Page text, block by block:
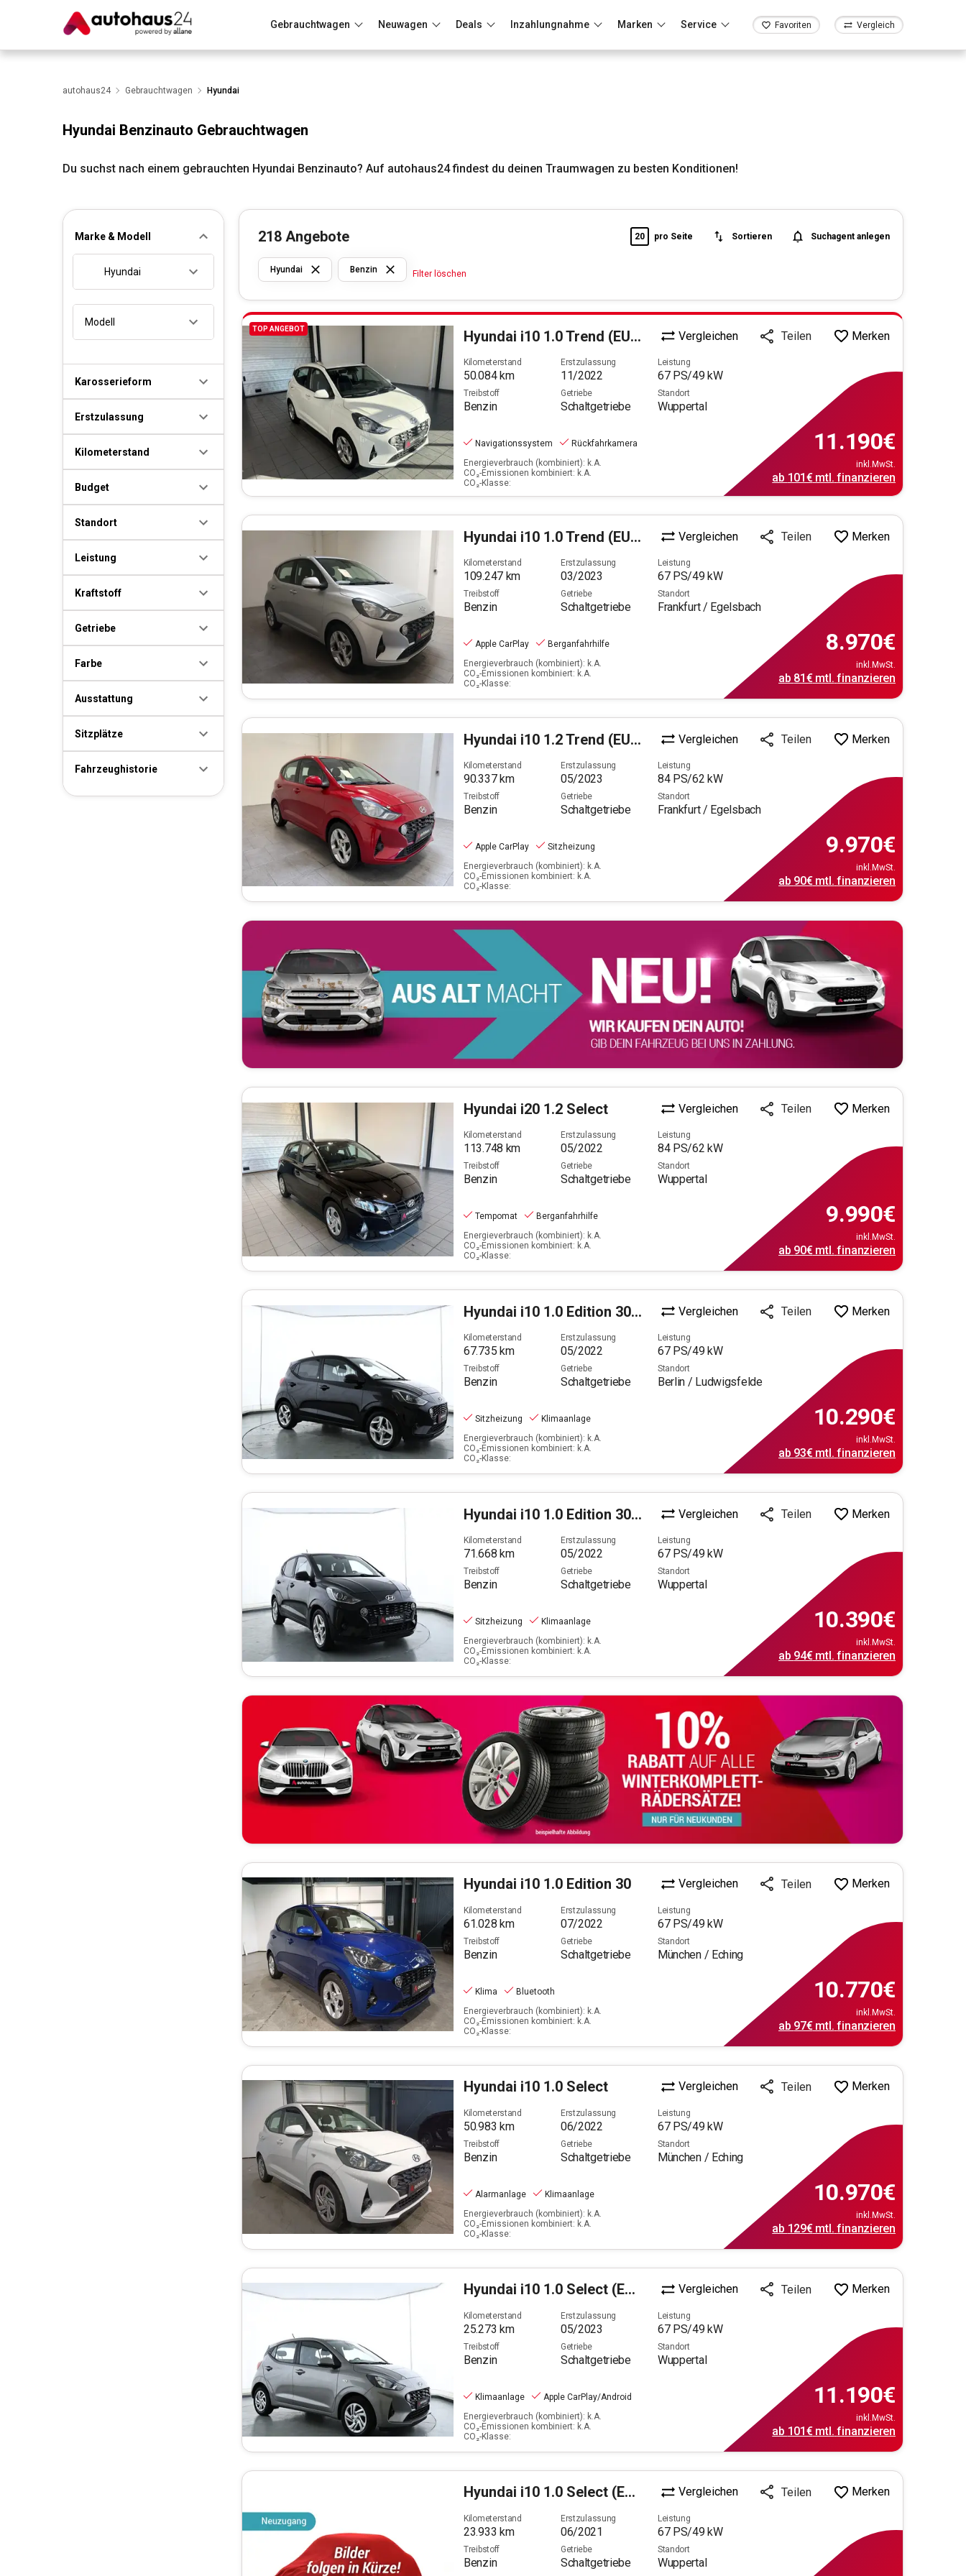
Gebrauchtwagen Neuwagen Deals Inzahlungnahme Marken Service Favoriten Vergleich
Wir bewerten dein AutoRund um die Inzahlungnahme
autohaus24 Gebrauchtwagen Hyundai
Hyundai Benzinauto Gebrauchtwagen
Du suchst nach einem gebrauchten Hyundai Benzinauto? Auf autohaus24 findest du deinen Traumwagen zu besten Konditionen!
Marke & Modell
Hyundai
Modell
Karosserieform
Erstzulassung
Kilometerstand
Budget
Standort
Leistung
Kraftstoff
Getriebe
Farbe
Ausstattung
Sitzplätze
Fahrzeughistorie
218 Angebote
Filter löschen
20 pro Seite Sortieren Suchagent anlegen
Hyundai Benzin Filter löschen
TOP ANGEBOT Hyundai i10 1.0 Trend (EURO 6d) Vergleichen Teilen Merken
Kilometerstand
50.084km
Erstzulassung
11/2022
Leistung
67PS/49kW
Treibstoff
Benzin
Getriebe
Schaltgetriebe
Standort
Wuppertal
Navigationssystem
Rückfahrkamera
Energieverbrauch (kombiniert): k.A.
CO₂-Emissionen kombiniert: k.A.
CO₂-Klasse:
11.190€
inkl.MwSt.
ab 101€mtl. finanzieren
Hyundai i10 1.0 Trend (EURO 6d) Vergleichen Teilen Merken
Kilometerstand
109.247km
Erstzulassung
03/2023
Leistung
67PS/49kW
Treibstoff
Benzin
Getriebe
Schaltgetriebe
Standort
Frankfurt / Egelsbach
Apple CarPlay
Berganfahrhilfe
Energieverbrauch (kombiniert): k.A.
CO₂-Emissionen kombiniert: k.A.
CO₂-Klasse:
8.970€
inkl.MwSt.
ab 81€mtl. finanzieren
Hyundai i10 1.2 Trend (EURO 6d) Vergleichen Teilen Merken
Kilometerstand
90.337km
Erstzulassung
05/2023
Leistung
84PS/62 kW
Treibstoff
Benzin
Getriebe
Schaltgetriebe
Standort
Frankfurt / Egelsbach
Apple CarPlay
Sitzheizung
Energieverbrauch (kombiniert): k.A.
CO₂-Emissionen kombiniert: k.A.
CO₂-Klasse:
9.970€
inkl.MwSt.
ab 90€mtl. finanzieren
Hyundai i20 1.2 Select Vergleichen Teilen Merken
Kilometerstand
113.748 km
Erstzulassung
05/2022
Leistung
84PS/62 kW
Treibstoff
Benzin
Getriebe
Schaltgetriebe
Standort
Wuppertal
Tempomat
Berganfahrhilfe
Energieverbrauch (kombiniert): k.A.
CO₂-Emissionen kombiniert: k.A.
CO₂-Klasse:
9.990€
inkl.MwSt.
ab 90€mtl. finanzieren
Hyundai i10 1.0 Edition 30 (EURO 6d) Vergleichen Teilen Merken
Kilometerstand
67.735 km
Erstzulassung
05/2022
Leistung
67PS/49kW
Treibstoff
Benzin
Getriebe
Schaltgetriebe
Standort
Berlin / Ludwigsfelde
Sitzheizung
Klimaanlage
Energieverbrauch (kombiniert): k.A.
CO₂-Emissionen kombiniert: k.A.
CO₂-Klasse:
10.290€
inkl.MwSt.
ab 93€mtl. finanzieren
Hyundai i10 1.0 Edition 30 (EURO 6d) Vergleichen Teilen Merken
Kilometerstand
71.668 km
Erstzulassung
05/2022
Leistung
67PS/49kW
Treibstoff
Benzin
Getriebe
Schaltgetriebe
Standort
Wuppertal
Sitzheizung
Klimaanlage
Energieverbrauch (kombiniert): k.A.
CO₂-Emissionen kombiniert: k.A.
CO₂-Klasse:
10.390€
inkl.MwSt.
ab 94€mtl. finanzieren
Hyundai i10 1.0 Edition 30 Vergleichen Teilen Merken
Kilometerstand
61.028 km
Erstzulassung
07/2022
Leistung
67PS/49kW
Treibstoff
Benzin
Getriebe
Schaltgetriebe
Standort
München / Eching
Klima
Bluetooth
Energieverbrauch (kombiniert): k.A.
CO₂-Emissionen kombiniert: k.A.
CO₂-Klasse:
10.770€
inkl.MwSt.
ab 97€mtl. finanzieren
Hyundai i10 1.0 Select Vergleichen Teilen Merken
Kilometerstand
50.983 km
Erstzulassung
06/2022
Leistung
67PS/49kW
Treibstoff
Benzin
Getriebe
Schaltgetriebe
Standort
München / Eching
Alarmanlage
Klimaanlage
Energieverbrauch (kombiniert): k.A.
CO₂-Emissionen kombiniert: k.A.
CO₂-Klasse:
10.970€
inkl.MwSt.
ab 129€mtl. finanzieren
Hyundai i10 1.0 Select (EURO 6d) Vergleichen Teilen Merken
Kilometerstand
25.273 km
Erstzulassung
05/2023
Leistung
67PS/49kW
Treibstoff
Benzin
Getriebe
Schaltgetriebe
Standort
Wuppertal
Klimaanlage
Apple CarPlay/Android
Energieverbrauch (kombiniert): k.A.
CO₂-Emissionen kombiniert: k.A.
CO₂-Klasse:
11.190€
inkl.MwSt.
ab 101€mtl. finanzieren
Hyundai i10 1.0 Select (EURO 6d) Vergleichen Teilen Merken
Kilometerstand
23.933 km
Erstzulassung
06/2021
Leistung
67PS/49kW
Treibstoff
Benzin
Getriebe
Schaltgetriebe
Standort
Wuppertal